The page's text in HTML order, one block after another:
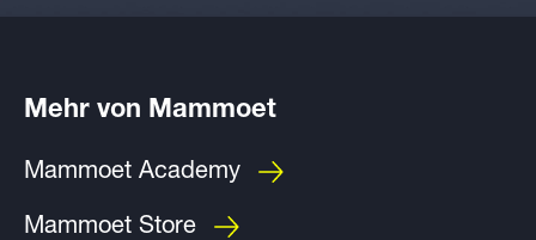
Mehr von Mammoet
Mammoet Academy
Mammoet Store